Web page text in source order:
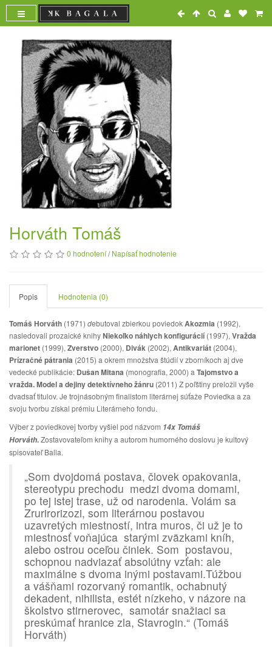
Horváth Tomáš
0 hodnotení/Napísať hodnotenie
Popis Hodnotenia (0)
Tomáš Horváth (1971) debutoval zbierkou poviedokAkozmia (1992),
nasledovali prozaické knihyNiekoľko náhlych konfigurácií(1997), Vražda
marionet (1999), Zverstvo (2000), Divák (2002), Antikvariát (2004),
Prízračné pátrania (2015) a okrem množstva štúdií v zborníkoch aj dve
vedecké publikácie: Dušan Mitana (monografia, 2000) a Tajomstvo a
vražda. Model a dejiny detektívneho žánru (2011) Z poľštiny preložil vyše
dvadsať titulov. Je trojnásobným finalistom literárnej súťaže Poviedka a za
svoju tvorbu získal prémiu Literárneho fondu.
Výber z poviedkovej tvorby vyšiel pod názvom 14x Tomáš
Horváth.Zostavovateľom knihy a autorom humorného doslovu je kultový
spisovateľ Balla.
„Som dvojdomá postava, človek opakovania,
stereotypu prechodu medzi dvoma domami,
po tej istej trase, už od narodenia. Volám sa
Zrurirorizozi, som literárnou postavou
uzavretých miestností, intra muros, či už je to
miestnosť voňajúca starými zväzkami kníh,
alebo ostrou oceľou činiek. Som postavou,
schopnou nadviazať absolútny vzťah: ale
maximálne s dvoma inými postavami.Túžbou
a vášňami rozorvaný romantik, ochabnutý
dekadent, nihilista, estét nízkeho, v názore na
školstvo stirnerovec, samotár snažiaci sa
preskúmať hranice zla, Stavrogin.“ (Tomáš
Horváth)